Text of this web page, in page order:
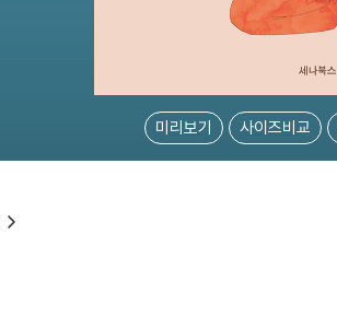
미리보기 사이즈비교